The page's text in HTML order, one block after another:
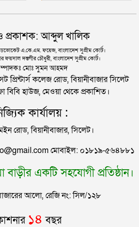
মধ্যে ৯৫ শতাংশই সিলেটি
নিয়ে হতাশ ৬ শহীদ পরিবার
হাসিনার বক্তব্য দেওয়া নিয়ে পররাষ্ট্র
মন্ত্রী-এমপিরা কে কোথায়?
ছাত্র-জনতার বীরত্বের স্মারকস্তম্ভ:
ইউএনও
দুর্ঘটনায় প্রাণ গেল যুবকের
নিয়ে জুলাই স্মৃতি জাদুঘর উদ্বোধন করলেন
প্রকাশক: আব্দুল খালিক
এ.কে.এম. ফয়েজ, বাংলাদেশ সুপ্রীম কোর্ট।
ফয়সাল দস্তগীর চৌধুরী, বাংলাদেশ সুপ্রীম কোর্ট।
মোঃ সুমন আহমদ
প্রিন্টার্স কলেজ রোড, বিয়ানীবাজার সিলেট
বিবি হাউজ, মেওয়া থেকে প্রকাশিত।
কার্যালয় :
রোড, বিয়ানীবাজার, সিলেট।
মোবাইল: ০১৮১৯-৫৬৪৮৮১
বাড়ীর একটি সহযোগী প্রতিষ্ঠান।
আলো, রেজি নং: সিল/১২৮
১৪ বছর